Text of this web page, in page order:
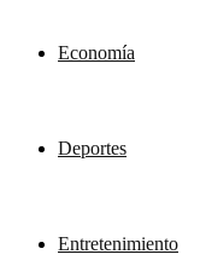
Economía
Deportes
Entretenimiento